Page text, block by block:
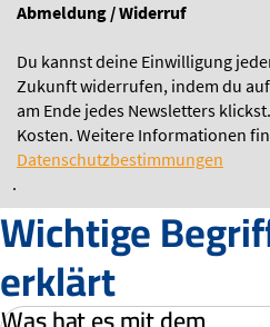
Abmeldung / Widerruf
Du kannst deine Einwilligung
Zukunft widerrufen, indem du
am Ende jedes Newsletters
Kosten. Weitere Informationen
Datenschutzbestimmungen
.
Wichtige
erklärt